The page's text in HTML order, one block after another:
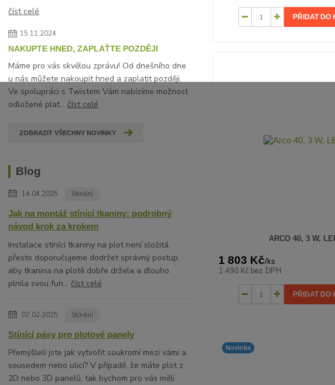
číst celé
15.11.2024
NAKUPTE HNED, ZAPLAŤTE POZDĚJI
Máme pro vás skvělou zprávu! Od dnešního dne
u nás můžete nakoupit hned a zaplatit později.
Ve spolupráci s Twistem Vám nabízíme možnost
odložené plat...číst celé
ZOBRAZIT VŠECHNY NOVINKY
Blog
14.04.2025 Stínění
Jak na montáž stínící tkaniny: podrobný
návod krok za krokem
Instalace stínící tkaniny na plot není složitá,
přesto doporučujeme dodržet správný postup,
aby tkanina na plotě dobře držela a dlouho
plnila svou fun...číst celé
07.02.2025 Stínění
Stínící pásy pro plotové panely
Přemýšleli jste jak vytvořit soukromí mezi vámi a
sousedem nebo ulicí? V případě, že máte plot z
2D nebo 3D panelů, tak bychom pro vás měli
PŘIDAT DO
ARCO 40, 3 W,
1 803 Kč/ks
1 490 Kč bez DPH
PŘIDAT DO
Novinka